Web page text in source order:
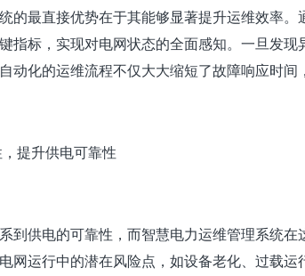
的最直接优势在于其能够显著提升运维效率
指标，实现对电网状态的全面感知。一旦发
动化的运维流程不仅大大缩短了故障响应时
提升供电可靠性
到供电的可靠性，而智慧电力运维管理系统
网运行中的潜在风险点，如设备老化、过载